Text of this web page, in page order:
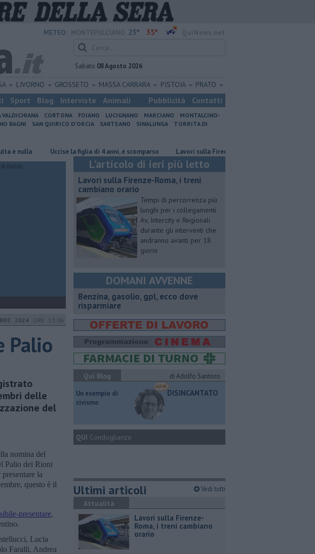
METEO: 23° 35°
Sabato 08 Agosto 2026
LIVORNO GROSSETO MASSA CARRARA PISTOIA PRATO
Sport Blog Interviste Animali Pubblicità Contatti
VALDICHIANA CORTONA FOIANO LUCIGNANO MARCIANO
MONTALCINO-
BAGNI SAN QUIRICO D'ORCIA SARTEANO SINALUNGA
TORRITA DI
Uccise la figlia di 4 anni, è scomparso Lavori sulla Firenze-Roma, i treni cambiano orario
2024 ORE 13:06
Palio
delle
del
nomina del
Palio dei Rioni
la
questo è il
presentare,
Lucia
Faralli, Andrea
L'articolo di ieri più letto
Lavori sulla Firenze-Roma, i treni
cambiano orario
Tempi di percorrenza più
lunghi per i collegamenti
Av, Intercity e Regionali
durante gli interventi che
andranno avanti per 18
giorni
DOMANI AVVENNE
​Benzina, gasolio, gpl, ecco dove
risparmiare
Qui Blog
di Adolfo Santoro
​Un esempio di
civismo
DISINCANTATO
QUI Condoglianze
Ultimi articoli Vedi tutti
Attualità
Lavori sulla Firenze-
Roma, i treni cambiano
orario